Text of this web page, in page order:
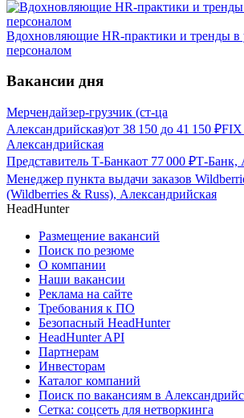
Вдохновляющие HR-практики и тренды в
персоналом
Вакансии дня
Мерчендайзер-грузчик (ст-ца
Александрийская)от 38 150 до 41 150 ₽FIX
Александрийская
Представитель Т-Банкаот 77 000 ₽Т-Банк,
Менеджер пункта выдачи заказов
(Wildberries & Russ), Александрийская
HeadHunter
Размещение вакансий
Поиск по резюме
О компании
Наши вакансии
Реклама на сайте
Требования к ПО
Безопасный HeadHunter
HeadHunter API
Партнерам
Инвесторам
Каталог компаний
Поиск по вакансиям в
Сетка: соцсеть для нетворкинга